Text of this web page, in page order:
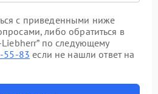
с приведенными ниже
либо обратиться в
по следующему
55-83 если не нашли ответ на